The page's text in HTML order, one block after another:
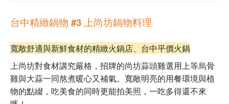
台中精緻鍋物 #3 上尚坊鍋物料理
寬敞舒適與新鮮食材的精緻火鍋店、台中平價火鍋
上尚坊對食材講究嚴格，招牌的尚坊蒜頭雞選用上等烏骨
雞與大蒜一同熬煮暖心又補氣。寬敞明亮的用餐環境與植
物的點綴，吃美食的同時更能拍美照，一吃多得還不來